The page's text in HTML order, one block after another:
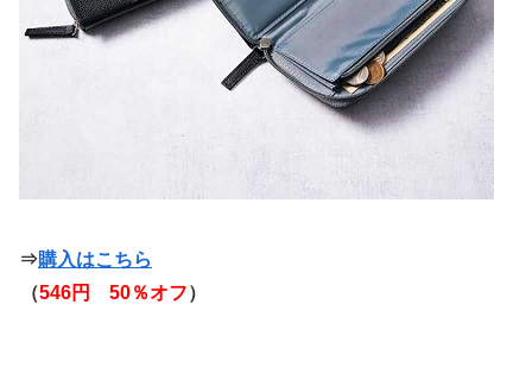
⇒購入はこちら
（546円 50％オフ）